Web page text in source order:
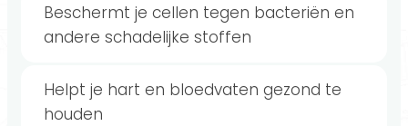
Beschermt je cellen tegen bacteriën en
andere schadelijke stoffen
Helpt je hart en bloedvaten gezond te
houden